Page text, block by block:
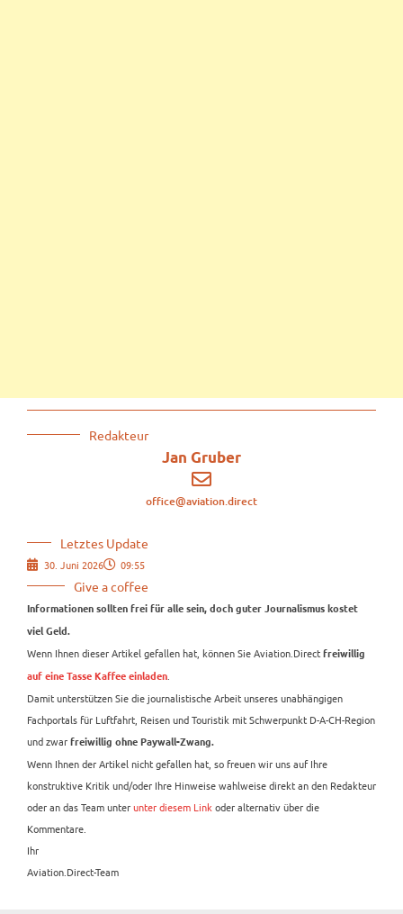
Redakteur
Jan Gruber
office@aviation.direct
Letztes Update
30. Juni 2026 09:55
Give a coffee
Informationen sollten frei für alle sein, doch guter Journalismus kostet
viel Geld.
Wenn Ihnen dieser Artikel gefallen hat, können Sie Aviation.Direct freiwillig
auf eine Tasse Kaffee einladen
Damit unterstützen Sie die journalistische Arbeit unseres unabhängigen
Fachportals für Luftfahrt, Reisen und Touristik mit Schwerpunkt D-A-CH-Region
und zwar freiwillig ohne Paywall-Zwang.
Wenn Ihnen der Artikel nicht gefallen hat, so freuen wir uns auf Ihre
konstruktive Kritik und/oder Ihre Hinweise wahlweise direkt an den Redakteur
oder an das Team unterunter diesem Link oder alternativ über die
Kommentare.
Ihr
Aviation.Direct-Team